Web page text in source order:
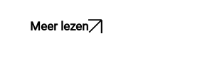
Meer lezen